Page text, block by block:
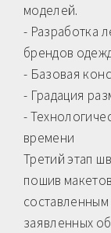
моделей.
- Разработка
брендов
- Базовая
- Градация
-
времени
Третий этап
пошив
заявленных